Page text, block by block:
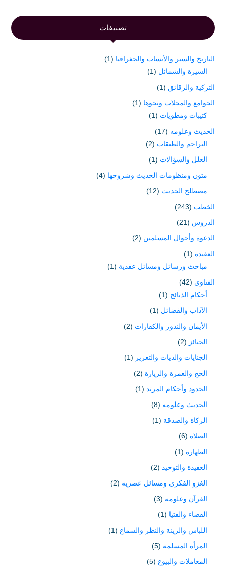
تصنيفات
التاريخ والسير والأنساب والجغرافيا (1)
السيرة والشمائل (1)
التزكية والرقائق (1)
الجوامع والمجلات ونحوها (1)
كتيبات ومطويات (1)
الحديث وعلومه (17)
التراجم والطبقات (2)
العلل والسؤالات (1)
متون ومنظومات الحديث وشروحها (4)
مصطلح الحديث (12)
الخطب (243)
الدروس (21)
الدعوة وأحوال المسلمين (2)
العقيدة (1)
مباحث ورسائل ومسائل عقدية (1)
الفتاوى (42)
أحكام الذبائح (1)
الآداب والفضائل (1)
الأيمان والنذور والكفارات (2)
الجنائز (2)
الجنايات والديات والتعزير (1)
الحج والعمرة والزيارة (2)
الحدود وأحكام المرتد (1)
الحديث وعلومه (8)
الزكاة والصدقة (1)
الصلاة (6)
الطهارة (1)
العقيدة والتوحيد (2)
الغزو الفكري ومسائل عصرية (2)
القرآن وعلومه (3)
القضاء والفتيا (1)
اللباس والزينة والنظر والسماع (1)
المرأة المسلمة (5)
المعاملات والبيوع (5)